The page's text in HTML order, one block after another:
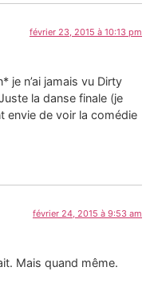
février 23, 2015 à 10:13 pm
je n’ai jamais vu Dirty
la danse finale (je
envie de voir la comédie
février 24, 2015 à 9:53 am
Mais quand même.